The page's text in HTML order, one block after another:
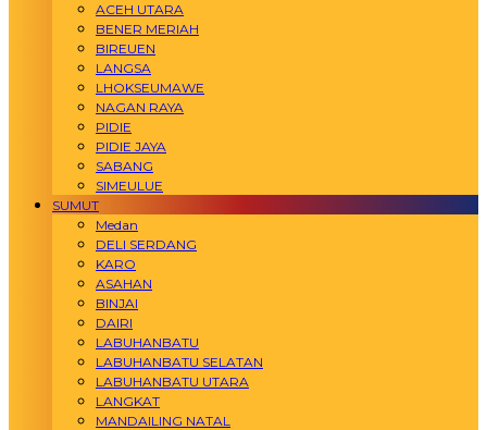
ACEH UTARA
BENER MERIAH
BIREUEN
LANGSA
LHOKSEUMAWE
NAGAN RAYA
PIDIE
PIDIE JAYA
SABANG
SIMEULUE
SUMUT
Medan
DELI SERDANG
KARO
ASAHAN
BINJAI
DAIRI
LABUHANBATU
LABUHANBATU SELATAN
LABUHANBATU UTARA
LANGKAT
MANDAILING NATAL